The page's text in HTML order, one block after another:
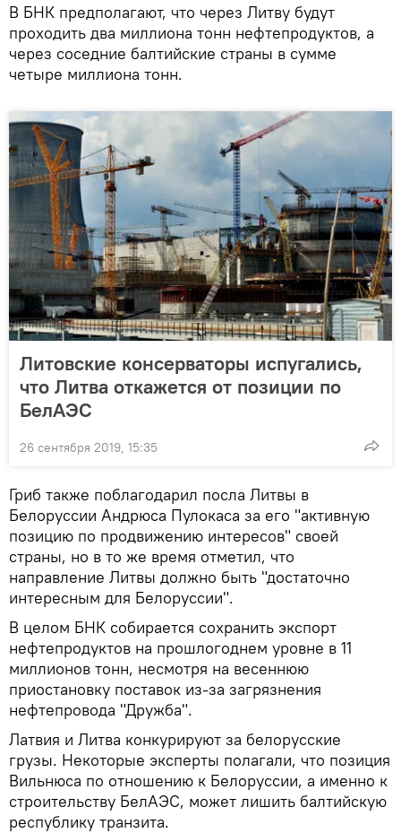
В БНК предполагают, что через Литву будут
проходить два миллиона тонн нефтепродуктов, а
через соседние балтийские страны в сумме
четыре миллиона тонн.
Литовские консерваторы испугались,
что Литва откажется от позиции по
БелАЭС
26 сентября 2019, 15:35
Гриб также поблагодарил посла Литвы в
Белоруссии Андрюса Пулокаса за его "активную
позицию по продвижению интересов" своей
страны, но в то же время отметил, что
направление Литвы должно быть "достаточно
интересным для Белоруссии".
В целом БНК собирается сохранить экспорт
нефтепродуктов на прошлогоднем уровне в 11
миллионов тонн, несмотря на весеннюю
приостановку поставок из-за загрязнения
нефтепровода "Дружба".
Латвия и Литва конкурируют за белорусские
грузы. Некоторые эксперты полагали, что позиция
Вильнюса по отношению к Белоруссии, а именно к
строительству БелАЭС, может лишить балтийскую
республику транзита.